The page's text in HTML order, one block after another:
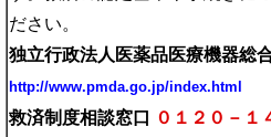
ださい。
独立行政法人医薬品医療機器総
http://www.pmda.go.jp/index.html
救済制度相談窓口
０１２０－１